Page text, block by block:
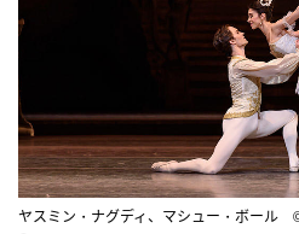
ヤスミン・ナグディ、マシュー・ボール